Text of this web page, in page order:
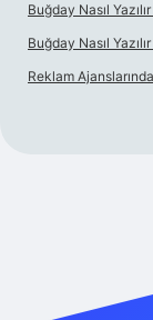
Buğday Nasıl
Buğday Nasıl
Reklam